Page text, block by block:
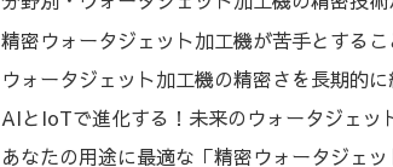
精密ウォータジェット加工機が苦手とする
ウォータジェット加工機の精密さを長期的
AIとIoTで進化する！未来のウォータジェッ
あなたの用途に最適な「精密ウォータジェ